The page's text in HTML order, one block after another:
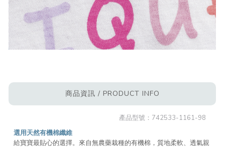
商品資訊 / PRODUCT INFO
產品型號： 742533-1161-98
選用天然有機棉纖維
給寶寶最貼心的選擇。來自無農藥栽種的有機棉，質地柔軟、透氣親